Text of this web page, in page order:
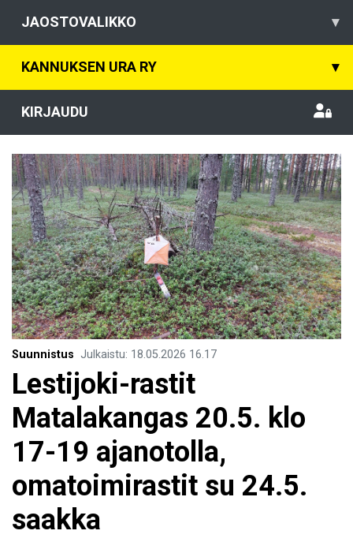
JAOSTOVALIKKO ▾
KANNUKSEN URA RY ▾
KIRJAUDU
Suunnistus Julkaistu: 18.05.2026 16.17
Lestijoki-rastit
Matalakangas 20.5. klo
17-19 ajanotolla,
omatoimirastit su 24.5.
saakka